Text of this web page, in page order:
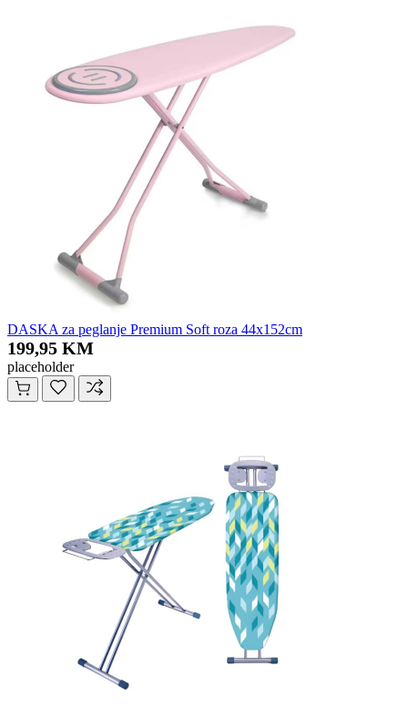
DASKA za peglanje Premium Soft roza 44x152cm
199,95 KM
placeholder